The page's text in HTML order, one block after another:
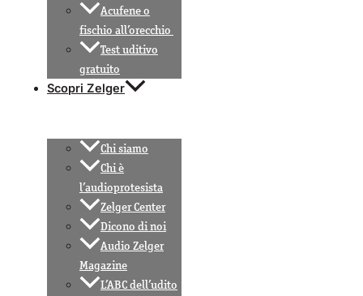
Acufene o
fischio all’orecchio
Test uditivo
gratuito
Scopri Zelger
Chi siamo
Chi è
l’audioprotesista
Zelger Center
Dicono di noi
Audio Zelger
Magazine
L’ABC dell’udito